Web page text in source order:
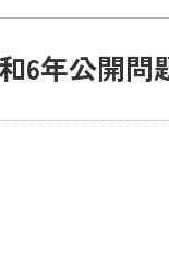
6年公開問